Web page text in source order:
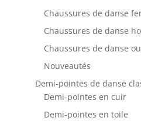
Chaussures de danse
Chaussures de danse
Chaussures de danse
Nouveautés
Demi-pointes de danse
Demi-pointes en cuir
Demi-pointes en toile